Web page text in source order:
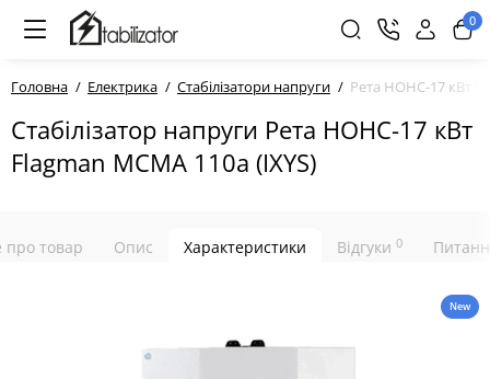
0
Головна Електрика Стабілізатори напруги Рета НОНС-17 кВт
Стабілізатор напруги Рета НОНС-17 кВт
Flagman MCMA 110a (IXYS)
про товар Опис Характеристики Відгуки 0
New